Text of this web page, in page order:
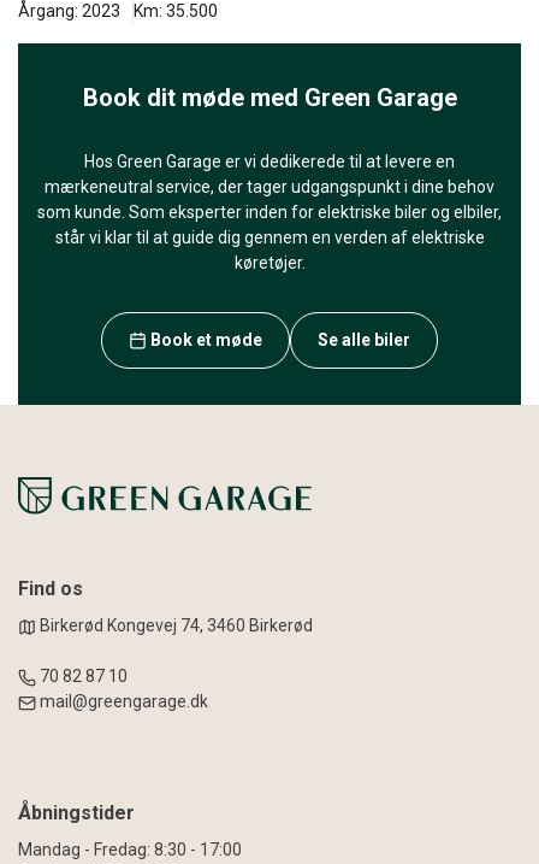
Årgang: 2023 Km: 35.500
Book dit møde med Green Garage
Hos Green Garage er vi dedikerede til at levere en
mærkeneutral service, der tager udgangspunkt i dine behov
som kunde. Som eksperter inden for elektriske biler og elbiler,
står vi klar til at guide dig gennem en verden af elektriske
køretøjer.
Book et møde Se alle biler
Find os
Birkerød Kongevej 74, 3460 Birkerød
70 82 87 10
mail@greengarage.dk
Åbningstider
Mandag - Fredag: 8:30 - 17:00